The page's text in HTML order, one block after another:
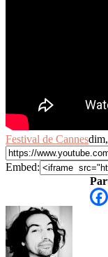
Festival de Cannes
Embed: